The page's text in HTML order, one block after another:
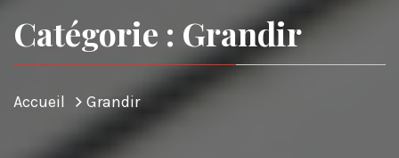
Catégorie : Grandir
Accueil Grandir